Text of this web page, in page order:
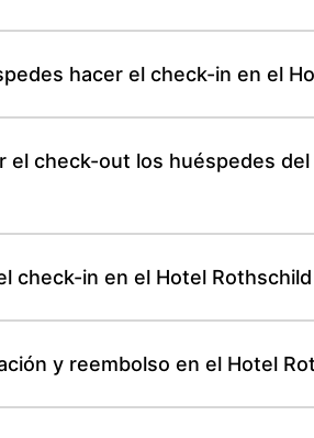
hacer el check-in en el
el check-out los huéspedes
check-in en el Hotel
y reembolso en el Hotel